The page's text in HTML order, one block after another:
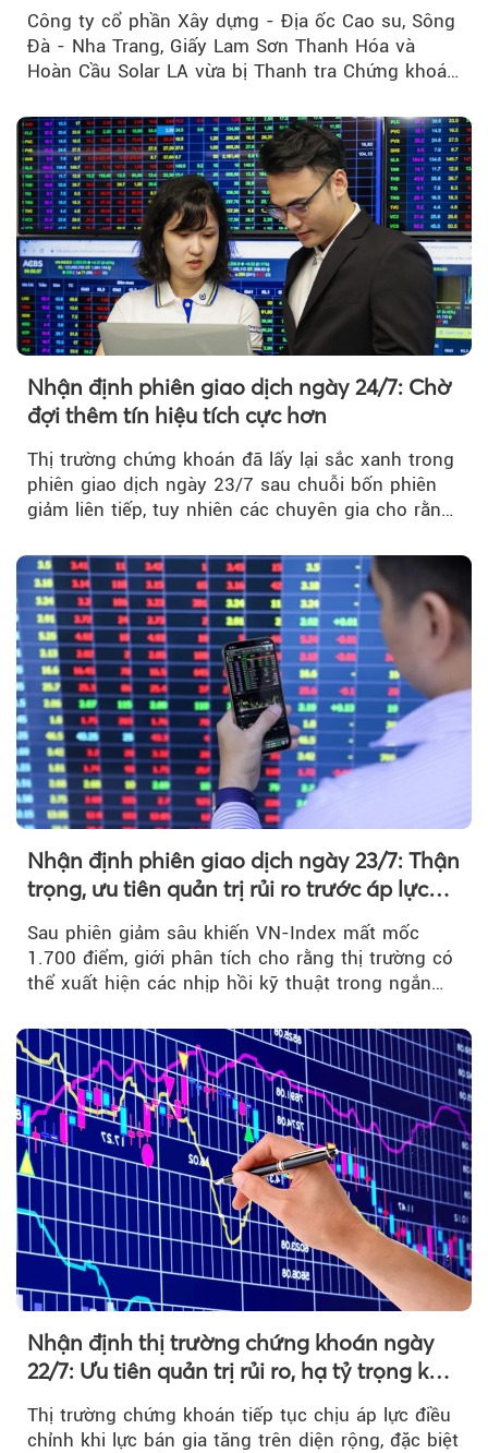
Công ty cổ phần Xây dựng - Địa ốc Cao su, Sông
Đà - Nha Trang, Giấy Lam Sơn Thanh Hóa và
Hoàn Cầu Solar LA vừa bị Thanh tra Chứng khoán
do vi phạm quy định về công bố thông tin trên
thị trường chứng khoán.
Nhận định phiên giao dịch ngày 24/7: Chờ
đợi thêm tín hiệu tích cực hơn
Thị trường chứng khoán đã lấy lại sắc xanh trong
phiên giao dịch ngày 23/7 sau chuỗi bốn phiên
giảm liên tiếp, tuy nhiên các chuyên gia cho rằng
Nhận định phiên giao dịch ngày 23/7: Thận
trọng, ưu tiên quản trị rủi ro trước áp lực
Sau phiên giảm sâu khiến VN-Index mất mốc
1.700 điểm, giới phân tích cho rằng thị trường có
thể xuất hiện các nhịp hồi kỹ thuật trong ngắn
Nhận định thị trường chứng khoán ngày
22/7: Ưu tiên quản trị rủi ro, hạ tỷ trọng khi
Thị trường chứng khoán tiếp tục chịu áp lực điều
chỉnh khi lực bán gia tăng trên diện rộng, đặc biệt